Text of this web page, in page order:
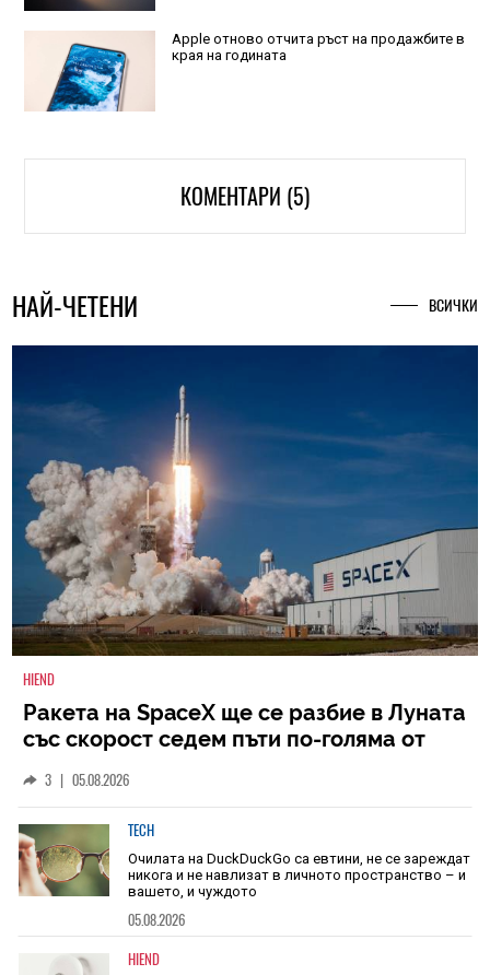
Apple отново отчита ръст на продажбите в
края на годината
КОМЕНТАРИ (5)
НАЙ-ЧЕТЕНИ ВСИЧКИ
HIEND
Ракета на SpaceX ще се разбие в Луната
със скорост седем пъти по-голяма от
3 | 05.08.2026
TECH
Очилата на DuckDuckGo са евтини, не се зареждат
никога и не навлизат в личното пространство – и
вашето, и чуждото
05.08.2026
HIEND